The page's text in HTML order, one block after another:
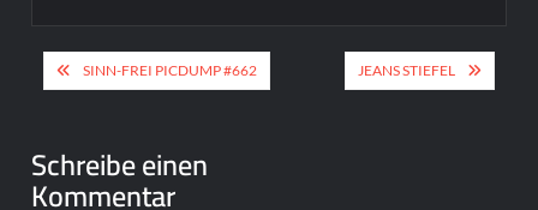
Beitragsnavigation
SINN-FREI PICDUMP #662 JEANS STIEFEL
Schreibe einen
Kommentar